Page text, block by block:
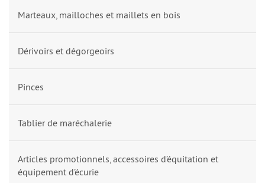
Marteaux, mailloches et maillets en bois
Dérivoirs et dégorgeoirs
Pinces
Tablier de maréchalerie
Articles promotionnels, accessoires d’équitation et
équipement d’écurie